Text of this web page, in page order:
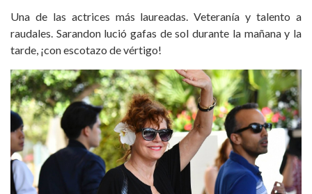
Una de las actrices más laureadas. Veteranía y talento a
raudales. Sarandon lució gafas de sol durante la mañana y la
tarde, ¡con escotazo de vértigo!